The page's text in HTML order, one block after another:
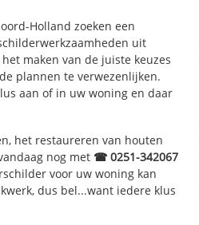
Holland zoeken een
uit
maken van de juiste keuzes
plannen te verwezenlijken.
aan of in uw woning en daar
het restaureren van houten
nog met ☎ 0251-342067
voor uw woning kan
dus bel...want iedere klus